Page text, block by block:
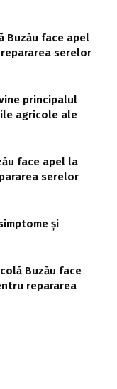
Buzău face apel
serelor
principalul
agricole ale
face apel la
serelor
și
Buzău face
repararea